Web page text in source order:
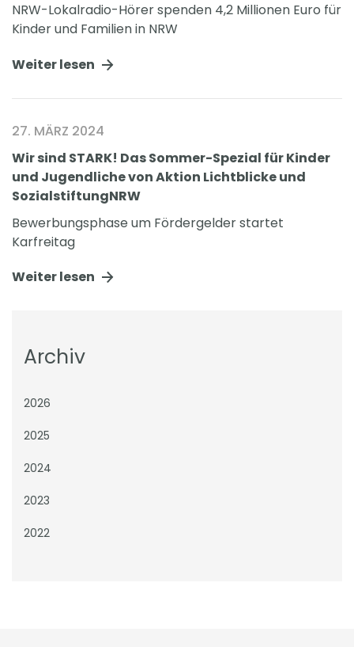
NRW-Lokalradio-Hörer spenden 4,2 Millionen Euro für
Kinder und Familien in NRW
Weiter lesen
27. MÄRZ 2024
Wir sind STARK! Das Sommer-Spezial für Kinder
und Jugendliche von Aktion Lichtblicke und
SozialstiftungNRW
Bewerbungsphase um Fördergelder startet
Karfreitag
Weiter lesen
Archiv
2026
2025
2024
2023
2022